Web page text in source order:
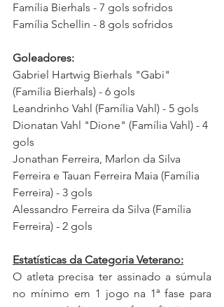
Família Bierhals - 7 gols sofridos
Família Schellin - 8 gols sofridos
Goleadores:
Gabriel Hartwig Bierhals "Gabi"
(Família Bierhals) - 6 gols
Leandrinho Vahl (Família Vahl) - 5 gols
Dionatan Vahl "Dione" (Família Vahl) - 4
gols
Jonathan Ferreira, Marlon da Silva
Ferreira e Tauan Ferreira Maia (Família
Ferreira) - 3 gols
Alessandro Ferreira da Silva (Família
Ferreira) - 2 gols
Estatísticas da Categoria Veterano:
O atleta precisa ter assinado a súmula
no mínimo em 1 jogo na 1ª fase para